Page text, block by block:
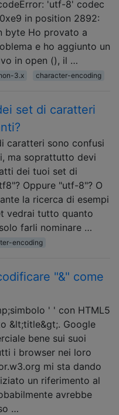
'utf-8' codec
in position 2892:
byte Ho provato a
e ho aggiunto un
in open (), il …
3.x character-encoding
set di caratteri
caratteri sono confusi
ma soprattutto devi
dei tuoi set di
Oppure "utf-8"? O
la ricerca di esempi
vedrai tutto quanto
farli nominare …
encoding
"&" come
' ' con HTML5
&lt;title&gt;. Google
bene sui suoi
i browser nei loro
mi sta dando
un riferimento al
avrebbe
…